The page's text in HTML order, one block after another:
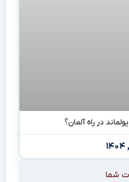
در راه آلمان؟
شما